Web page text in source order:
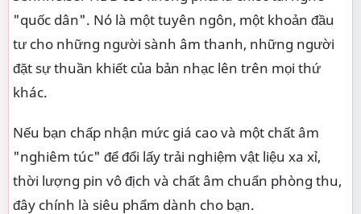
"quốc dân". Nó là một tuyên ngôn, một khoản đầu
tư cho những người sành âm thanh, những người
đặt sự thuần khiết của bản nhạc lên trên mọi thứ
khác.
Nếu bạn chấp nhận mức giá cao và một chất âm
"nghiêm túc" để đổi lấy trải nghiệm vật liệu xa xỉ,
thời lượng pin vô địch và chất âm chuẩn phòng thu,
đây chính là siêu phẩm dành cho bạn.